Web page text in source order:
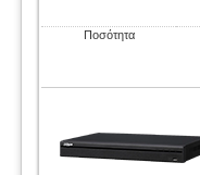
Ποσότητα